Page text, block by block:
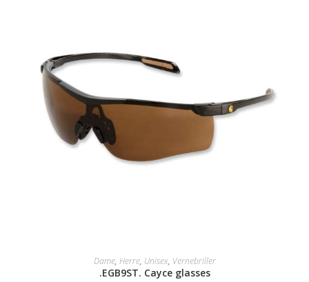
SELECT OPTIONS
Dame, Herre, Unisex, Vernebriller
.EGB9ST. Cayce glasses